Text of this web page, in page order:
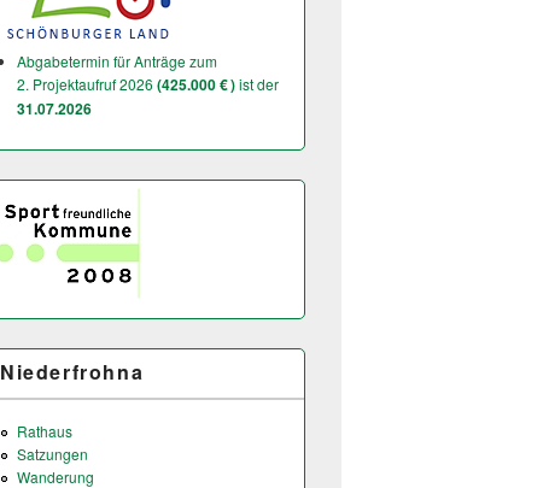
Abgabetermin für Anträge zum
2. Projektaufruf 2026 (425.000 € )ist der
31.07.2026
Niederfrohna
Rathaus
Satzungen
Wanderung